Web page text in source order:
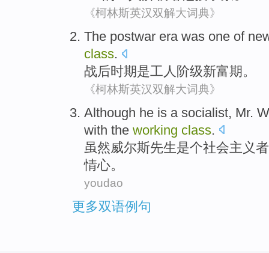
《柯林斯英汉双解大词典》
The postwar era was one of
class.
战后时期是工人 阶级新富期。
《柯林斯英汉双解大词典》
Although he is a socialist, Mr.
with the working class.
虽然威尔斯先生是个社会主义者
情心。
youdao
更多双语例句